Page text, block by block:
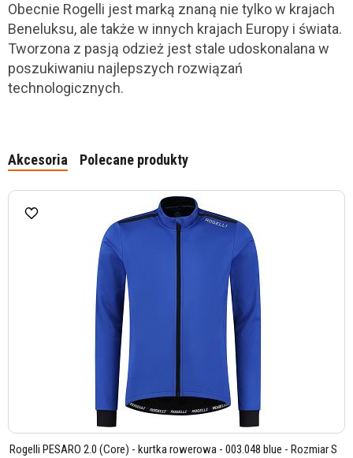
Obecnie Rogelli jest marką znaną nie tylko w krajach
Beneluksu, ale także w innych krajach Europy i świata.
Tworzona z pasją odzież jest stale udoskonalana w
poszukiwaniu najlepszych rozwiązań
technologicznych.
Akcesoria Polecane produkty
Rogelli PESARO 2.0 (Core) - kurtka rowerowa - 003.048 blue - Rozmiar S